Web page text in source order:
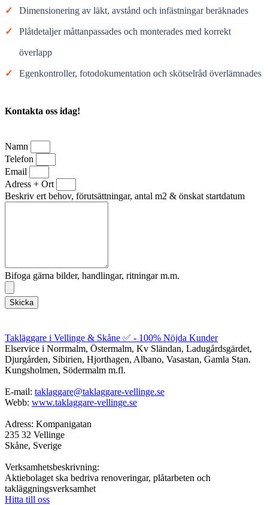
✓ Dimensionering av läkt, avstånd och infästningar beräknades
✓ Plåtdetaljer måttanpassades och monterades med korrekt
överlapp
✓ Egenkontroller, fotodokumentation och skötselråd överlämnades
Kontakta oss idag!
Namn
Telefon
Email
Adress + Ort
Beskriv ert behov, förutsättningar, antal m2 & önskat startdatum
Bifoga gärna bilder, handlingar, ritningar m.m.
Skicka
Takläggare i Vellinge & Skåne ✅ - 100% Nöjda Kunder
Elservice i Norrmalm, Östermalm, Kv Sländan, Ladugårdsgärdet,
Djurgården, Sibirien, Hjorthagen, Albano, Vasastan, Gamla Stan.
Kungsholmen, Södermalm m.fl.
E-mail: taklaggare@taklaggare-vellinge.se
Webb: www.taklaggare-vellinge.se
Adress: Kompanigatan
235 32 Vellinge
Skåne, Sverige
Verksamhetsbeskrivning:
Aktiebolaget ska bedriva renoveringar, plåtarbeten och
takläggningsverksamhet
Hitta till oss